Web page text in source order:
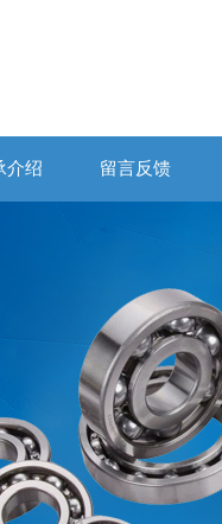
介绍 留言反馈